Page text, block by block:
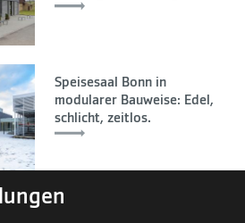
Speisesaal Bonn in
modularer Bauweise: Edel,
schlicht, zeitlos.